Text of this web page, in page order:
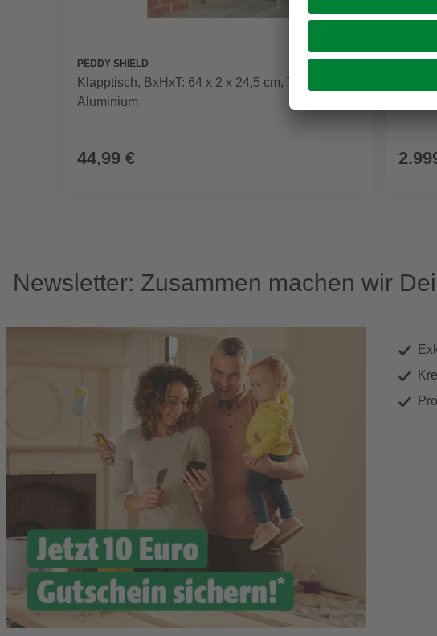
PEDDY SHIELD
Klapptisch, BxHxT: 64 x 2 x 24,5 cm, Tischplatte:
Aluminium
44,99 €
Newsletter: Zusammen machen wir